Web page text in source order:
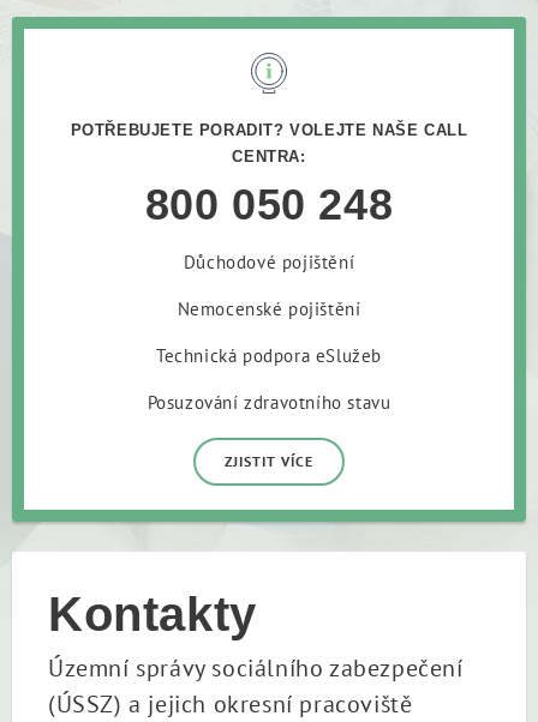
POTŘEBUJETE PORADIT? VOLEJTE NAŠE CALL
CENTRA:
800 050 248
Důchodové pojištění
Nemocenské pojištění
Technická podpora eSlužeb
Posuzování zdravotního stavu
ZJISTIT VÍCE
Kontakty
Územní správy sociálního zabezpečení
(ÚSSZ) a jejich okresní pracoviště